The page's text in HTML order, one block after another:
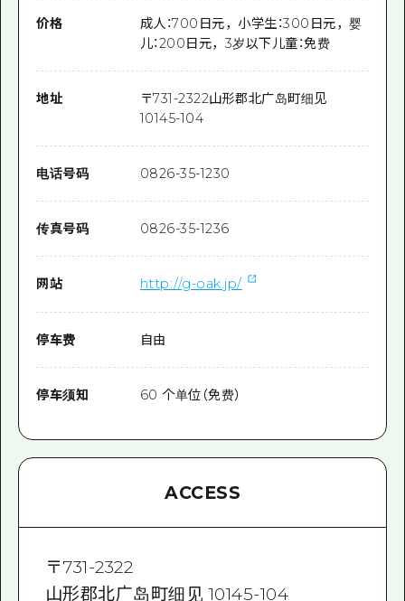
价格
成人：700日元，小学生：300日元，婴
儿：200日元，3岁以下儿童：免费
地址 〒731-2322山形郡北广岛町细见
10145-104
电话号码 0826-35-1230
传真号码 0826-35-1236
网站 http://g-oak.jp/
停车费 自由
停车须知 60 个单位（免费）
ACCESS
〒731-2322
山形郡北广岛町细见 10145-104